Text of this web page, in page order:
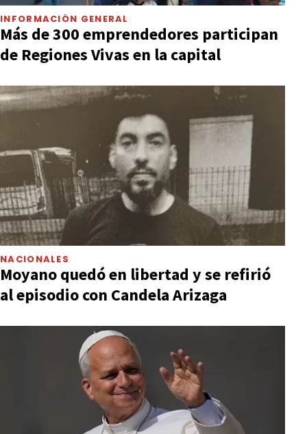
INFORMACIÓN GENERAL
Más de 300 emprendedores participan
de Regiones Vivas en la capital
NACIONALES
Moyano quedó en libertad y se refirió
al episodio con Candela Arizaga